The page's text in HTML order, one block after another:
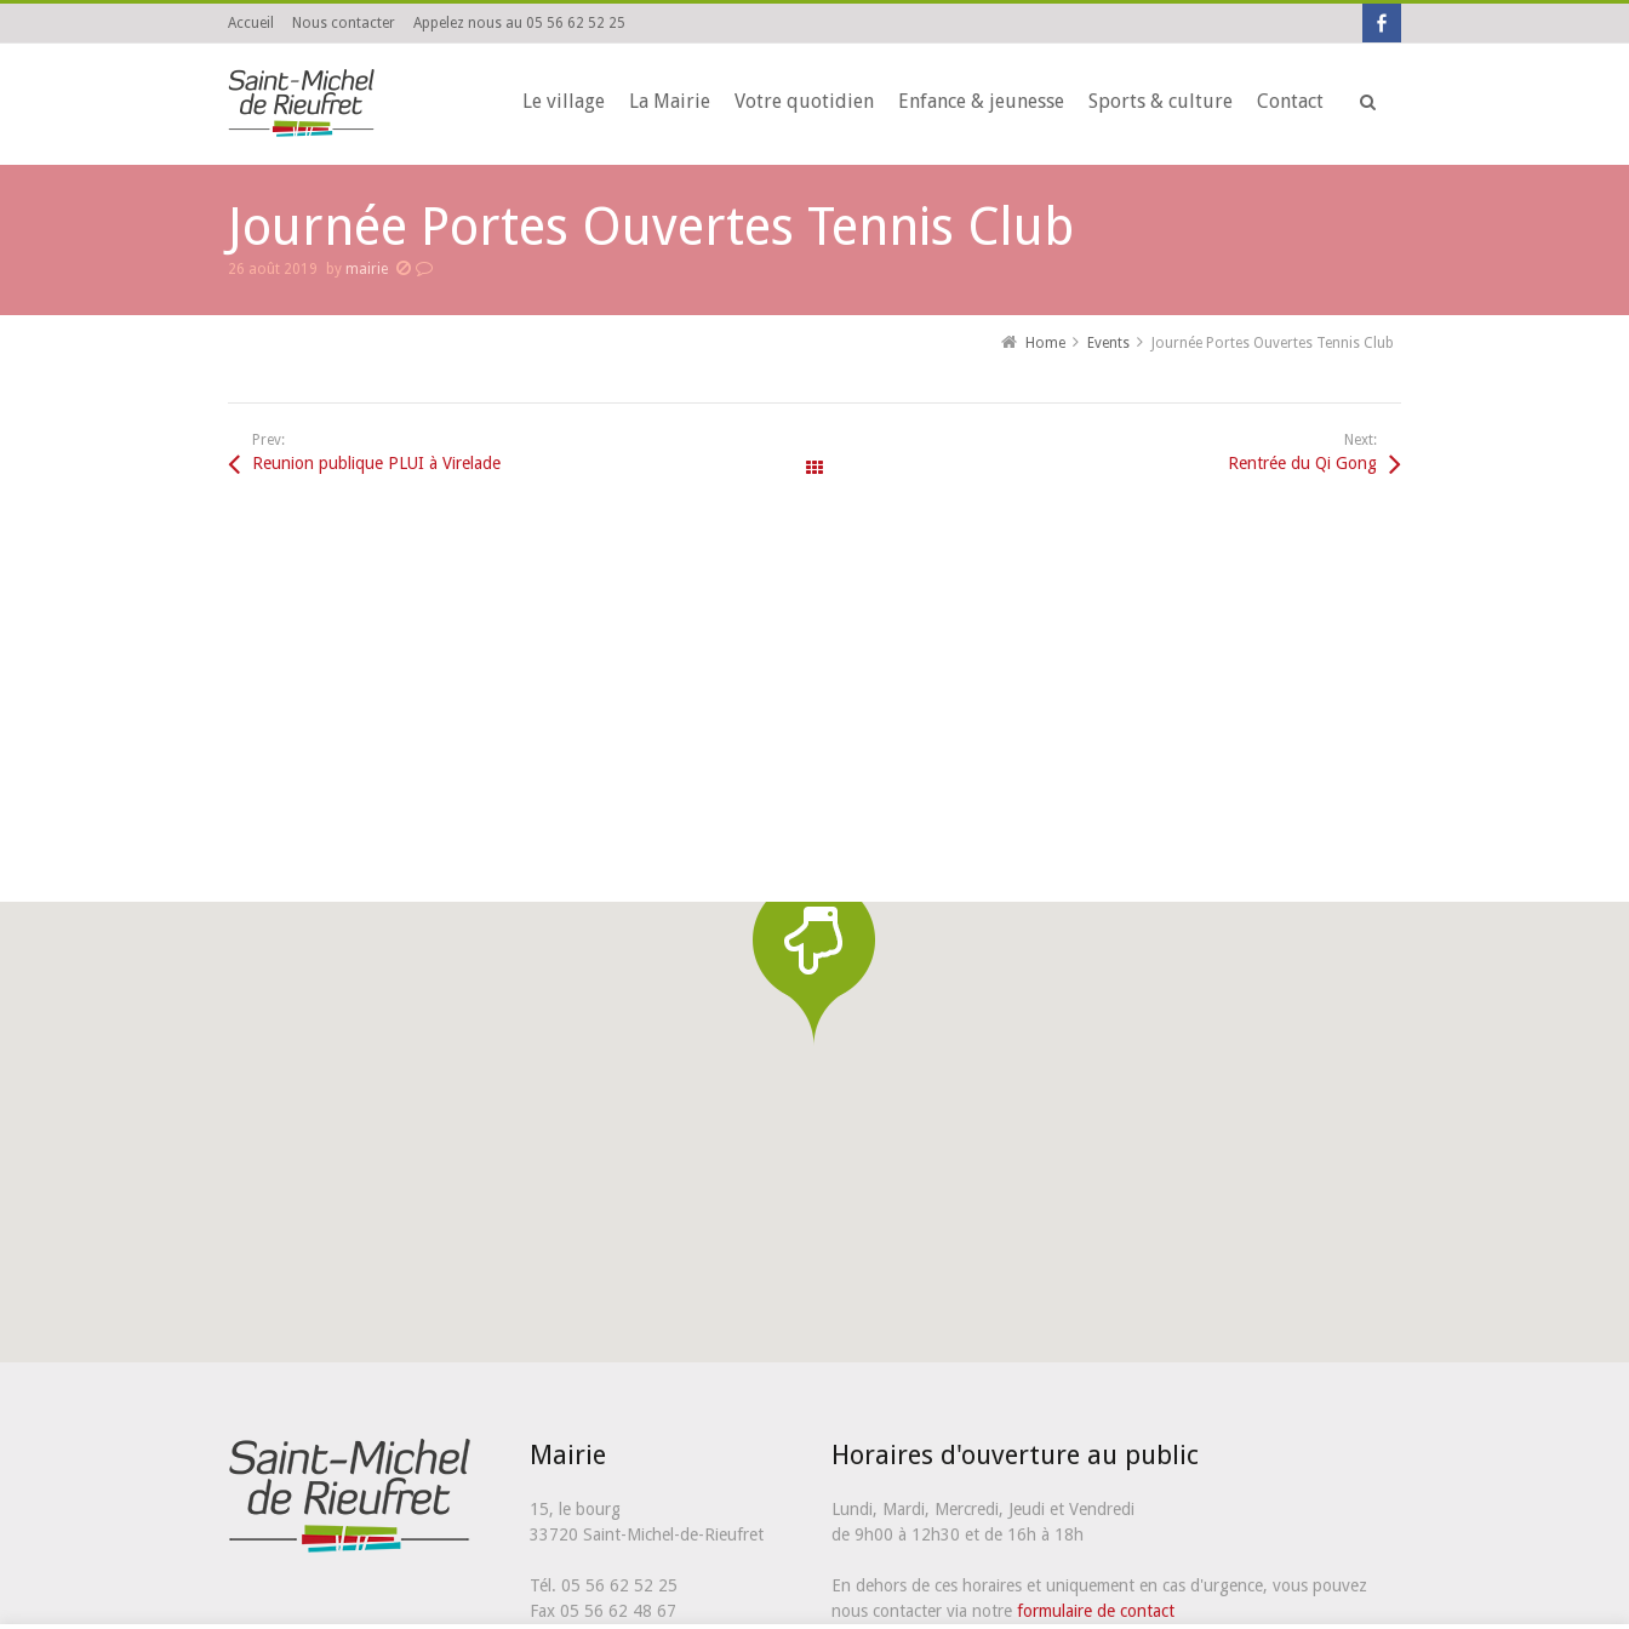
Accueil Nous contacter Appelez nous au 05 56 62 52 25
Le village La Mairie Votre quotidien Enfance & jeunesse Sports & culture Contact
Journée Portes Ouvertes Tennis Club
26 août 2019 by mairie
Home Events Journée Portes Ouvertes Tennis Club
Prev:
Reunion publique PLUI à Virelade
Next:
Rentrée du Qi Gong
Mairie
15, le bourg
33720 Saint-Michel-de-Rieufret
Tél. 05 56 62 52 25
Fax 05 56 62 48 67
Horaires d'ouverture au public
Lundi, Mardi, Mercredi, Jeudi et Vendredi
de 9h00 à 12h30 et de 16h à 18h
En dehors de ces horaires et uniquement en cas d'urgence, vous pouvez
nous contacter via notre formulaire de contact